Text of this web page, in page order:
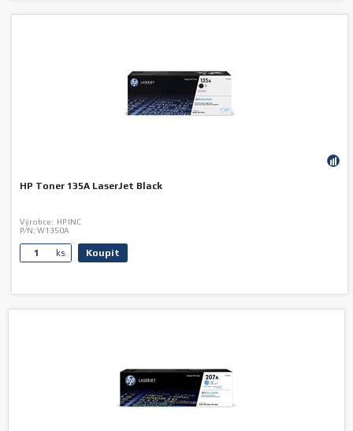
HP Toner 135A LaserJet Black
Výrobce: HP INC
P/N: W1350A
ks. Koupit